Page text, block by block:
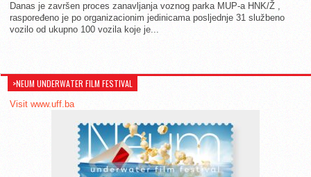
Danas je završen proces zanavljanja voznog parka MUP-a HNK/Ž ,
raspoređeno je po organizacionim jedinicama posljednje 31 službeno
vozilo od ukupno 100 vozila koje je...
>NEUM UNDERWATER FILM FESTIVAL
Visit www.uff.ba